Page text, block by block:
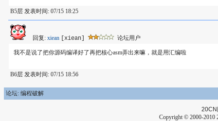
B5层 发表时间: 07/15 18:25
回复: xiean [xiean] 论坛用户
我不是说了把你源码编译好了再把核心asm弄出来嘛，就是用汇编啦
B6层 发表时间: 07/15 18:56
论坛: 编程破解
20CN
Copyright © 2000-2010